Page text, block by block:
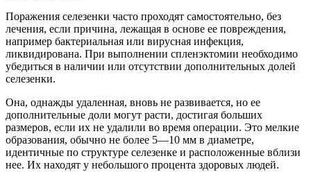
Поражения селезенки часто проходят самостоятельно, без
лечения, если причина, лежащая в основе ее повреждения,
например бактериальная или вирусная инфекция,
ликвидирована. При выполнении спленэктомии необходимо
убедиться в наличии или отсутствии дополнительных долей
селезенки.
Она, однажды удаленная, вновь не развивается, но ее
дополнительные доли могут расти, достигая больших
размеров, если их не удалили во время операции. Это мелкие
образования, обычно не более 5—10 мм в диаметре,
идентичные по структуре селезенке и расположенные вблизи
нее. Их находят у небольшого процента здоровых людей.